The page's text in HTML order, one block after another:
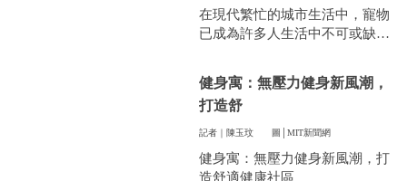
在現代繁忙的城市生活中，寵物
已成為許多人生活中不可或缺的
藉。當愛寵的生命走到盡頭時，
飼主們往往陷入深深的悲傷，而
如何讓他們走得體面、安心，成
的訴求。
健身寓：無壓力健身新風潮，
打造舒
記者｜陳玉玟 圖│MIT新聞網
健身寓：無壓力健身新風潮，打
造舒適健康社區